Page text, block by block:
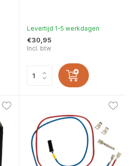
Levertijd 1-5 werkdagen
€30,95
Incl. btw